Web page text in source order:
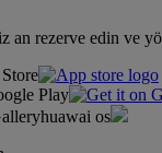
an rezerve edin ve
Play
huawai os